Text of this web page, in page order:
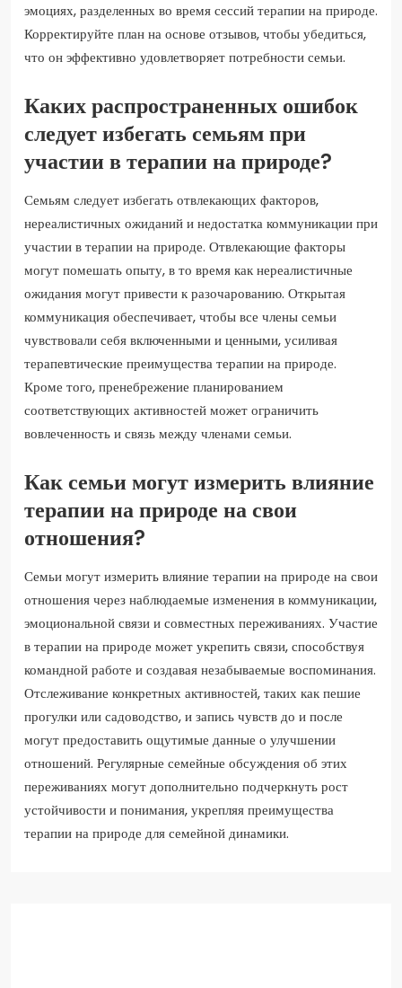
эмоциях, разделенных во время сессий терапии на природе.
Корректируйте план на основе отзывов, чтобы убедиться,
что он эффективно удовлетворяет потребности семьи.
Каких распространенных ошибок
следует избегать семьям при
участии в терапии на природе?
Семьям следует избегать отвлекающих факторов,
нереалистичных ожиданий и недостатка коммуникации при
участии в терапии на природе. Отвлекающие факторы
могут помешать опыту, в то время как нереалистичные
ожидания могут привести к разочарованию. Открытая
коммуникация обеспечивает, чтобы все члены семьи
чувствовали себя включенными и ценными, усиливая
терапевтические преимущества терапии на природе.
Кроме того, пренебрежение планированием
соответствующих активностей может ограничить
вовлеченность и связь между членами семьи.
Как семьи могут измерить влияние
терапии на природе на свои
отношения?
Семьи могут измерить влияние терапии на природе на свои
отношения через наблюдаемые изменения в коммуникации,
эмоциональной связи и совместных переживаниях. Участие
в терапии на природе может укрепить связи, способствуя
командной работе и создавая незабываемые воспоминания.
Отслеживание конкретных активностей, таких как пешие
прогулки или садоводство, и запись чувств до и после
могут предоставить ощутимые данные о улучшении
отношений. Регулярные семейные обсуждения об этих
переживаниях могут дополнительно подчеркнуть рост
устойчивости и понимания, укрепляя преимущества
терапии на природе для семейной динамики.